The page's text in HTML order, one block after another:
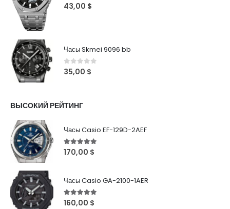
0 out of 5
43,00 $
Часы Skmei 9096 bb
0out of 5
35,00 $
ВЫСОКИЙ РЕЙТИНГ
Часы Casio EF-129D-2AEF
5out of 5
170,00 $
Часы Casio GA-2100-1AER
5out of 5
160,00 $